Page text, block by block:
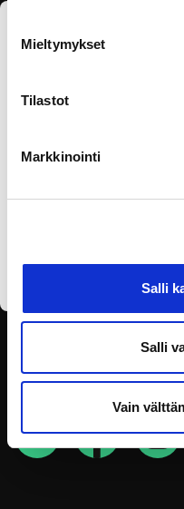
Mieltymykset
Tilastot
Markkinointi
Salli
Salli
Vain
Tilaa
suostumukseni
SEURAA
MEDIASSA